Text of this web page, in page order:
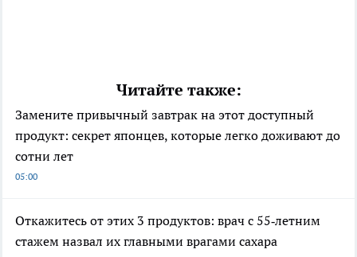
Читайте также:
Замените привычный завтрак на этот доступный
продукт: секрет японцев, которые легко доживают до
сотни лет
05:00
Откажитесь от этих 3 продуктов: врач с 55‑летним
стажем назвал их главными врагами сахара